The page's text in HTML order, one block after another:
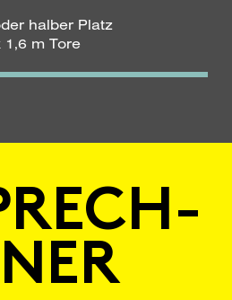
halber Platz
m Tore